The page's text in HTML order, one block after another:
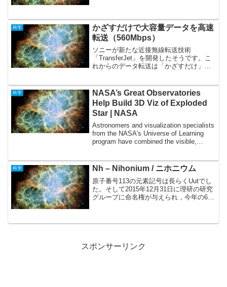
い研究内容まではわかりませんが，興味
のある方はここから掘り...
科学
かざすだけで大容量データを高速
転送（560Mbps）
ソニーが新たな近接無線転送技術
「TransferJet」を開発したそうです。こ
れからのデータ転送は「かざすだけ」に
は困るデータが大画面に表示されたりし
て・・・・おぉ，怖...
科学
NASA’s Great Observatories
Help Build 3D Viz of Exploded
Star | NASA
Astronomers and visualization specialists
from the NASA's Universe of Learning
program have combined the visible,
科学 Nh – Nihonium / ニホニウム
原子番号113の元素記号は長らくUutでし
た。そして2015年12月31日に理研の研究
グループに命名権が与えられ，今年の6月
スポンサーリンク